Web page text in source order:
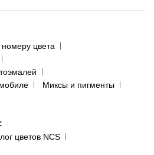
цвета
Миксы и пигменты
:
цветов NCS